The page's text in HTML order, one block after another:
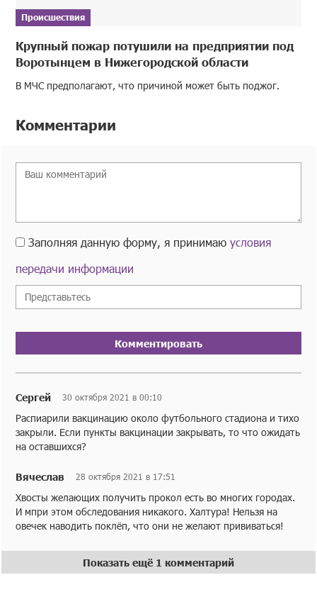
Происшествия
Крупный пожар потушили на предприятии под
Воротынцем в Нижегородской области
В МЧС предполагают, что причиной может быть поджог.
Комментарии
Заполняя данную форму, я принимаюусловия
передачи информации
Комментировать
Сергей 30 октября 2021 в 00:10
Распиарили вакцинацию около футбольного стадиона и тихо
закрыли. Если пункты вакцинации закрывать, то что ожидать
на оставшихся?
Вячеслав 28 октября 2021 в 17:51
Хвосты желающих получить прокол есть во многих городах.
И мпри этом обследования никакого. Халтура! Нельзя на
овечек наводить поклёп, что они не желают прививаться!
Показать ещё 1 комментарий